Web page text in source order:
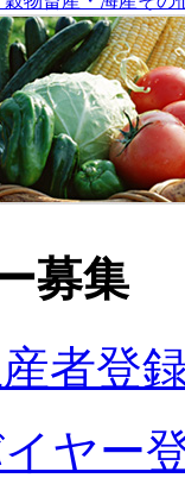
募集
者登
ヤー